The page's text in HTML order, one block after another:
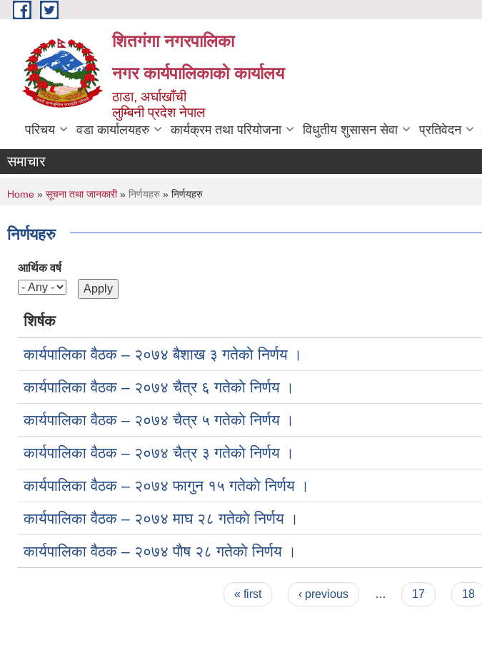
Skip to main content
शितगंगा नगरपालिका
नगर कार्यपालिकाकाे कार्यालय
ठाडा, अर्घाखाँची
लुम्बिनी प्रदेश नेपाल
परिचय वडा कार्यालयहरु कार्यक्रम तथा परियोजना विधुतीय शुसासन सेवा प्रतिवेदन
समाचार
You are here
Home » सूचना तथा जानकारी» निर्णयहरु » निर्णयहरु
निर्णयहरु
आर्थिक वर्ष
शिर्षक
कार्यपालिका वैठक – २०७४ बैशाख ३ गतेकाे निर्णय ।
कार्यपालिका वैठक – २०७४ चैत्र ६ गतेकाे निर्णय ।
कार्यपालिका वैठक – २०७४ चैत्र ५ गतेकाे निर्णय ।
कार्यपालिका वैठक – २०७४ चैत्र ३ गतेकाे निर्णय ।
कार्यपालिका वैठक – २०७४ फागुन १५ गतेकाे निर्णय ।
कार्यपालिका वैठक – २०७४ माघ २८ गतेकाे निर्णय ।
कार्यपालिका वैठक – २०७४ पाैष २८ गतेकाे निर्णय ।
« first ‹ previous … 17 18